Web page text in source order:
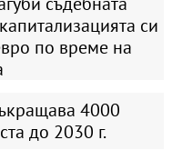
си
по време на
4000
до 2030 г.